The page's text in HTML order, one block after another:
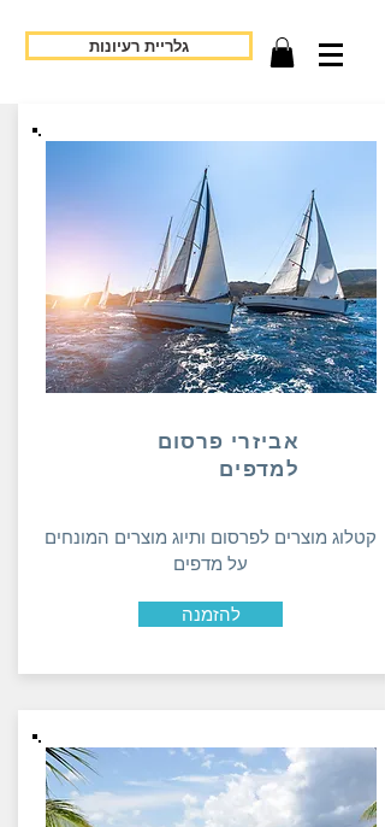
גלריית רעיונות
אביזרי פרסום
למדפים
קטלוג מוצרים לפרסום ותיוג מוצרים המונחים
על מדפים
להזמנה